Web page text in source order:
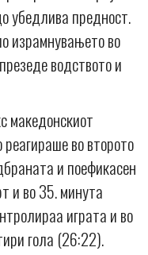
убедлива предност.
израмнувањето во
водството и
македонскиот
во второто
и поефикасен
и во 35. минута
играта и во
гола (26:22).